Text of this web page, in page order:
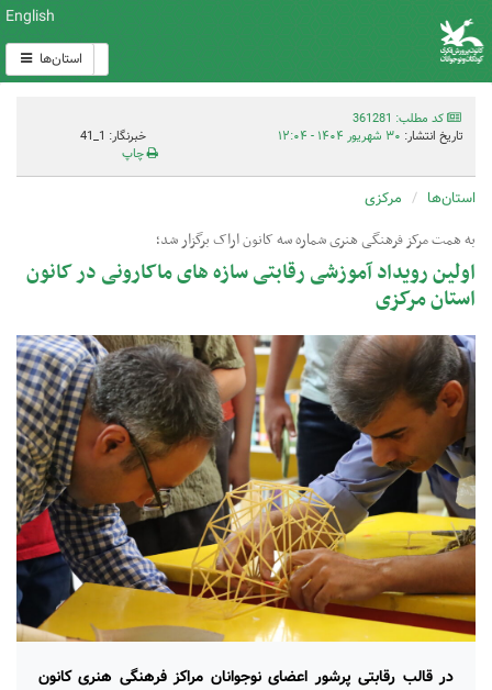
English
استان‌ها
کد مطلب: 361281
تاریخ انتشار: ۳۰ شهریور ۱۴۰۴ - ۱۲:۰۴
خبرنگار: 1_41
چاپ
استان‌ها مرکزی
به همت مرکز فرهنگی هنری شماره سه کانون اراک برگزار شد؛
اولین رویداد آموزشی رقابتی سازه های ماکارونی در کانون
استان مرکزی
در قالب رقابتی پرشور اعضای نوجوانان مراکز فرهنگی هنری کانون